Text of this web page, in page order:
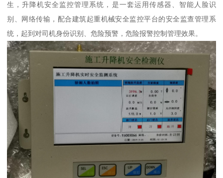
生，升降机安全监控管理系统，是一套运用传感器、智能人脸识
别、网络传输，配合建筑起重机械安全监控平台的安全监查管理系
统，起到对司机身份识别、危险预警，危险报警控制管理效果。